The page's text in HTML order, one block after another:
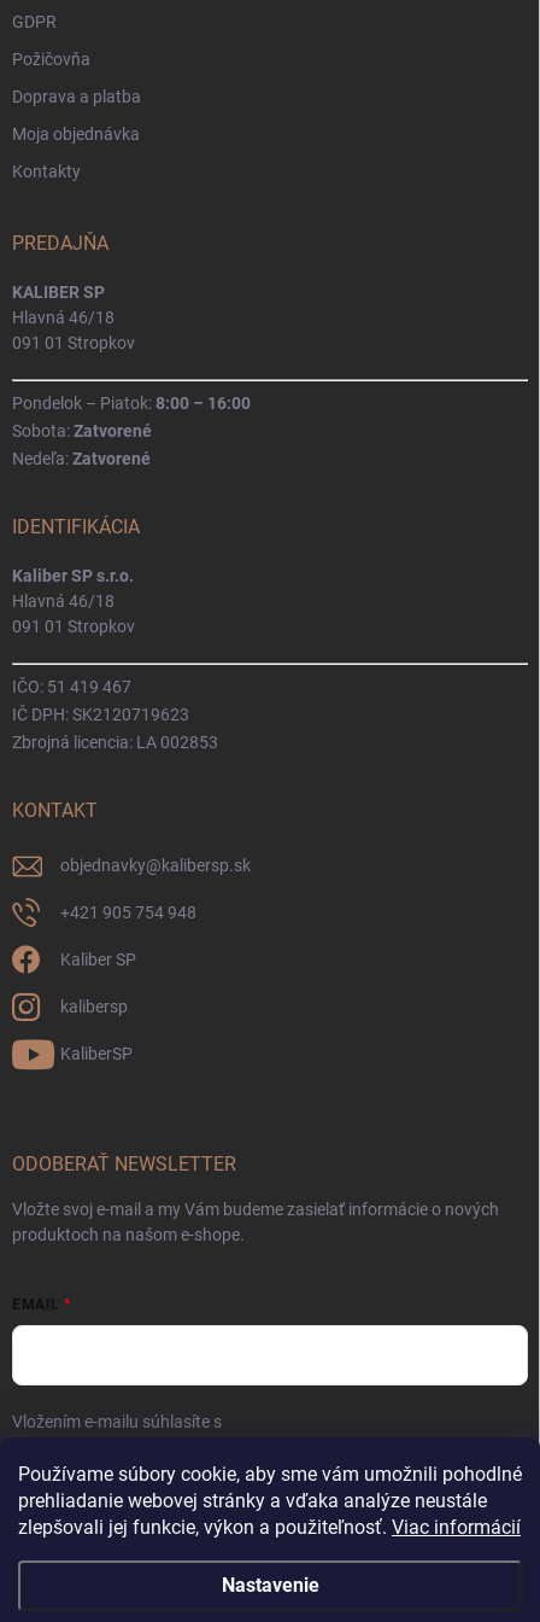
Používame súbory cookie, aby sme vám umožnili pohodlné
prehliadanie webovej stránky a vďaka analýze neustále
zlepšovali jej funkcie, výkon a použiteľnosť. Viac informácií
Nastavenie
GDPR
Požičovňa
Doprava a platba
Moja objednávka
Kontakty
PREDAJŇA
KALIBER SP
Hlavná 46/18
091 01 Stropkov
Pondelok – Piatok:8:00 – 16:00
Sobota:Zatvorené
Nedeľa:Zatvorené
IDENTIFIKÁCIA
Kaliber SP s.r.o.
Hlavná 46/18
091 01 Stropkov
IČO: 51 419 467
IČ DPH: SK2120719623
Zbrojná licencia: LA 002853
KONTAKT
objednavky@kalibersp.sk
+421 905 754 948
Kaliber SP
kalibersp
KaliberSP
ODOBERAŤ NEWSLETTER
Vložte svoj e-mail a my Vám budeme zasielať informácie o nových
produktoch na našom e-shope.
EMAIL
Vložením e-mailu súhlasíte s
Prihlásiť sa